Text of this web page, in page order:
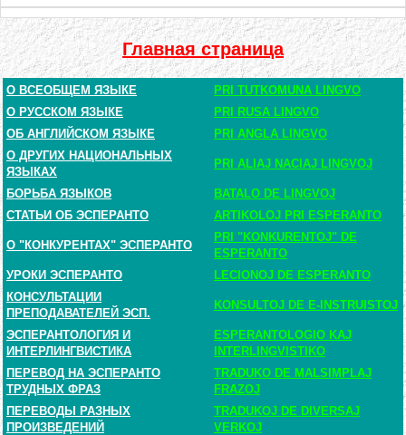
Главная страница
О ВСЕОБЩЕМ ЯЗЫКЕ
PRI TUTKOMUNA LINGVO
О РУССКОМ ЯЗЫКЕ
PRI RUSA LINGVO
ОБ АНГЛИЙСКОМ ЯЗЫКЕ
PRI ANGLA LINGVO
О ДРУГИХ НАЦИОНАЛЬНЫХ
ЯЗЫКАХ
PRI ALIAJ NACIAJ LINGVOJ
БОРЬБА ЯЗЫКОВ
BATALO DE LINGVOJ
СТАТЬИ ОБ ЭСПЕРАНТО
ARTIKOLOJ PRI ESPERANTO
О "КОНКУРЕНТАХ" ЭСПЕРАНТО
PRI "KONKURENTOJ" DE
ESPERANTO
УРОКИ ЭСПЕРАНТО
LECIONOJ DE ESPERANTO
КОНСУЛЬТАЦИИ
ПРЕПОДАВАТЕЛЕЙ ЭСП.
KONSULTOJ DE E-INSTRUISTOJ
ЭСПЕРАНТОЛОГИЯ И
ИНТЕРЛИНГВИСТИКА
ESPERANTOLOGIO KAJ
INTERLINGVISTIKO
ПЕРЕВОД НА ЭСПЕРАНТО
ТРУДНЫХ ФРАЗ
TRADUKO DE MALSIMPLAJ
FRAZOJ
ПЕРЕВОДЫ РАЗНЫХ
ПРОИЗВЕДЕНИЙ
TRADUKOJ DE DIVERSAJ
VERKOJ